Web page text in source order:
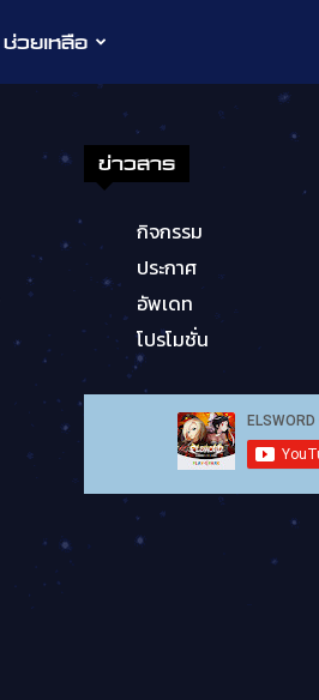
ช่วยเหลือ
ข่าวสาร
กิจกรรม
ประกาศ
อัพเดท
โปรโมชั่น